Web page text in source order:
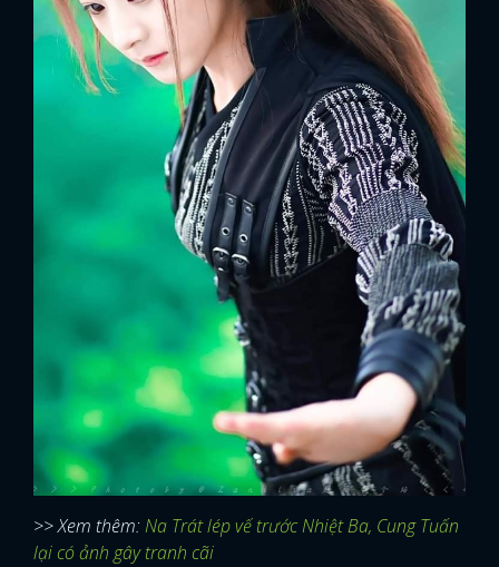
>> Xem thêm:Na Trát lép vế trước Nhiệt Ba, Cung Tuấn
lại có ảnh gây tranh cãi